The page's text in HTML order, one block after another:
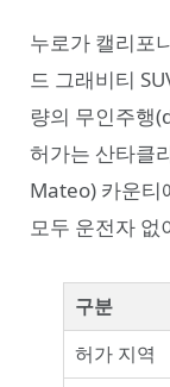
누로가 캘리포
드 그래비티
량의 무인주행
허가는 산타클
Mateo) 카운티
모두 운전자 없
구분
허가 지역